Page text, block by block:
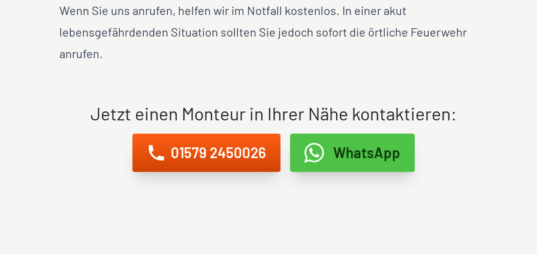
Wenn Sie uns anrufen, helfen wir im Notfall kostenlos. In einer akut
lebensgefährdenden Situation sollten Sie jedoch sofort die örtliche Feuerwehr
anrufen.
Jetzt einen Monteur in Ihrer Nähe kontaktieren:
01579 2450026 WhatsApp